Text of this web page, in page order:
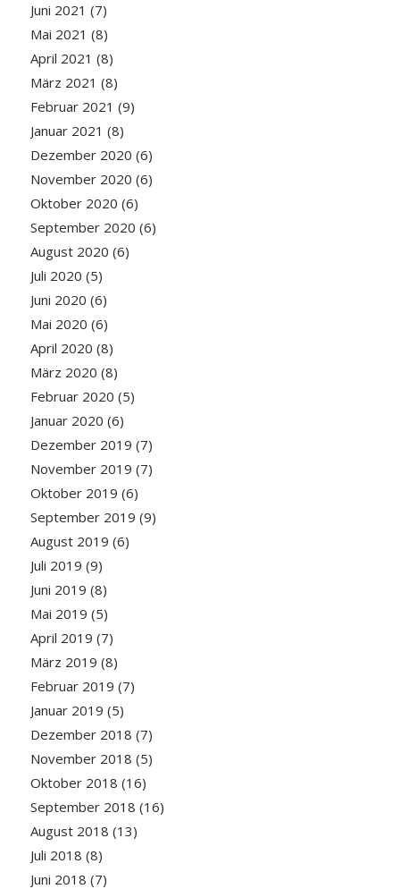
Juni 2021 (7)
Mai 2021 (8)
April 2021 (8)
März 2021 (8)
Februar 2021 (9)
Januar 2021 (8)
Dezember 2020 (6)
November 2020 (6)
Oktober 2020 (6)
September 2020 (6)
August 2020 (6)
Juli 2020 (5)
Juni 2020 (6)
Mai 2020 (6)
April 2020 (8)
März 2020 (8)
Februar 2020 (5)
Januar 2020 (6)
Dezember 2019 (7)
November 2019 (7)
Oktober 2019 (6)
September 2019 (9)
August 2019 (6)
Juli 2019 (9)
Juni 2019 (8)
Mai 2019 (5)
April 2019 (7)
März 2019 (8)
Februar 2019 (7)
Januar 2019 (5)
Dezember 2018 (7)
November 2018 (5)
Oktober 2018 (16)
September 2018 (16)
August 2018 (13)
Juli 2018 (8)
Juni 2018 (7)